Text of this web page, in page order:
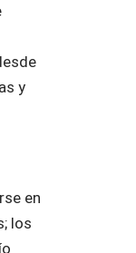
y
en
los